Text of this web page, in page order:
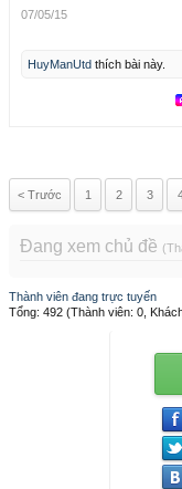
07/05/15
HuyManUtd thích bài này.
< Trước 1 2 3
Đang xem chủ đề
Thành viên đang trực tuyến
Tổng: 492 (Thành viên: 0,